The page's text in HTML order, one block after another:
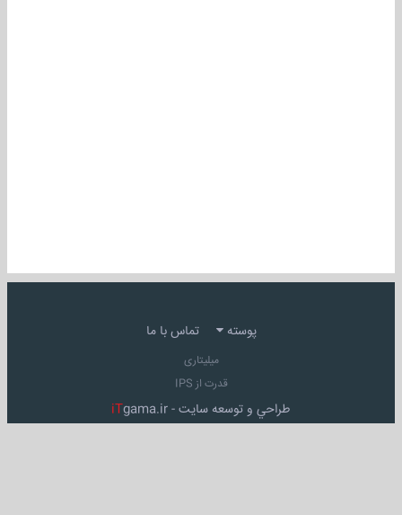
پوسته تماس با ما
میلیتاری
قدرت از IPS
طراحي و توسعه سايت - iTgama.ir